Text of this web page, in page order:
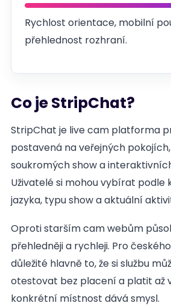
Rychlost orientace, mobilní
přehlednost rozhraní.
Co je StripChat?
StripChat je live cam platforma
postavená na veřejných
soukromých show a
Uživatelé si mohou vybírat podle
jazyka, typu show a aktuální
Oproti starším cam webům
přehledněji a rychleji. Pro
důležité hlavně to, že si službu
otestovat bez placení a platit až
konkrétní místnost dává smysl.